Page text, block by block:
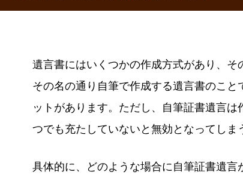
遺言書にはいくつかの作成方式があり、そ
その名の通り自筆で作成する遺言書のこ
ットがあります。ただし、自筆証書遺言
つでも充たしていないと無効となってしま
具体的に、どのような場合に自筆証書遺言